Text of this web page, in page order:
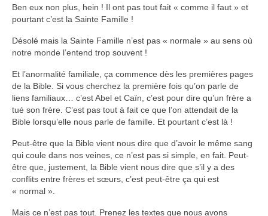
Ben eux non plus, hein ! Il ont pas tout fait « comme il faut » et
pourtant c’est la Sainte Famille !
Désolé mais la Sainte Famille n’est pas « normale » au sens où
notre monde l’entend trop souvent !
Et l’anormalité familiale, ça commence dès les premières pages
de la Bible. Si vous cherchez la première fois qu’on parle de
liens familiaux… c’est Abel et Caïn, c’est pour dire qu’un frère a
tué son frère. C’est pas tout à fait ce que l’on attendait de la
Bible lorsqu’elle nous parle de famille. Et pourtant c’est là !
Peut-être que la Bible vient nous dire que d’avoir le même sang
qui coule dans nos veines, ce n’est pas si simple, en fait. Peut-
être que, justement, la Bible vient nous dire que s’il y a des
conflits entre frères et sœurs, c’est peut-être ça qui est
« normal ».
Mais ce n’est pas tout. Prenez les textes que nous avons